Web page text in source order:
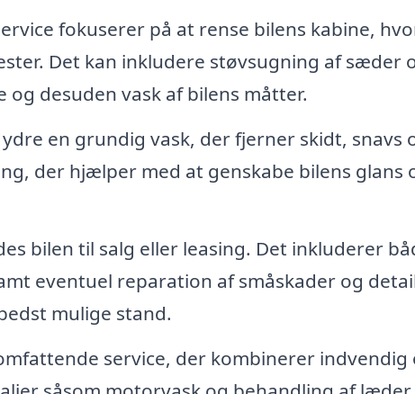
fokuserer på at rense bilens kabine,
Det kan inkludere støvsugning af sæder
desuden vask af bilens måtter.
en grundig vask, der fjerner skidt, snavs
der hjælper med at genskabe bilens glans
bilen til salg eller leasing. Det inkluderer
eventuel reparation af småskader og
mulige stand.
service, der kombinerer indvendig